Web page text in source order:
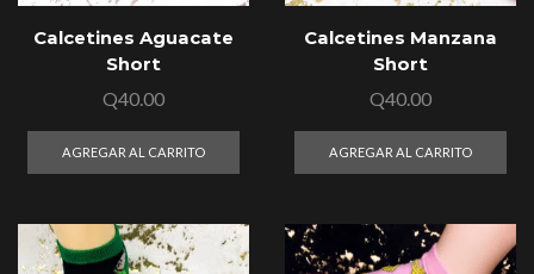
Calcetines Aguacate
Short
Q40.00
AGREGAR AL CARRITO
Calcetines Manzana
Short
Q40.00
AGREGAR AL CARRITO